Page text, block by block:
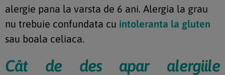
alergie pana la varsta de 6 ani. Alergia la grau
nu trebuie confundata cu intoleranta la gluten
sau boala celiaca.
Cât de des apar alergiile